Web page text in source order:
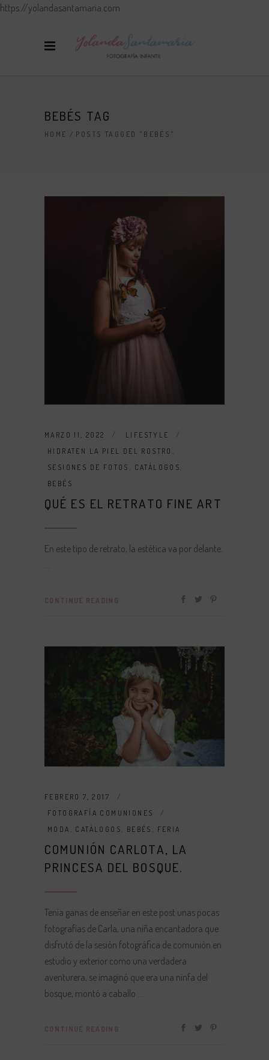
https://yolandasantamaria.com
BEBÉS TAG
HOME / POSTS TAGGED "BEBÉS"
MARZO 11, 2022
LIFESTYLE
HIDRATEN LA PIEL DEL ROSTRO
SESIONES DE FOTOS
CATÁLOGOS
BEBÉS
QUÉ ES EL RETRATO FINE ART
En este tipo de retrato, la estética va por delante.
CONTINUE READING
FEBRERO 7, 2017
FOTOGRAFÍA COMUNIONES
MODA
CATÁLOGOS BEBÉS FERIA
COMUNIÓN CARLOTA, LA
PRINCESA DEL BOSQUE.
Tenía ganas de enseñar en este post unas pocas
fotografías de Carla, una niña encantadora que
disfrutó de la sesión fotográfica de comunión en
estudio y exterior como una verdadera
aventurera, se imaginó que era una ninfa del
bosque, montó a caballo
CONTINUE READING